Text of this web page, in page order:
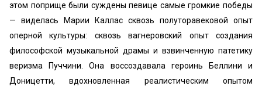
этом поприще были суждены певице самые громкие победы
— виделась Марии Каллас сквозь полуторавековой опыт
оперной культуры: сквозь вагнеровский опыт создания
философской музыкальной драмы и взвинченную патетику
веризма Пуччини. Она воссоздавала героинь Беллини и
Доницетти, вдохновленная реалистическим опытом